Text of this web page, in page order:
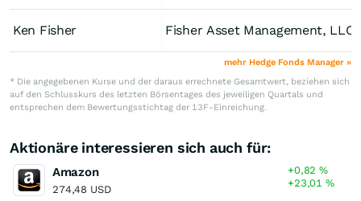
Ken Fisher Fisher Asset Management, LLC
mehr Hedge Fonds Manager »
* Die angegebenen Kurse und der daraus errechnete Gesamtwert, beziehen sich
auf den Schlusskurs des letzten Börsentages des jeweiligen Quartals und
entsprechen dem Bewertungsstichtag der 13F-Einreichung.
Aktionäre interessieren sich auch für:
Amazon
274,48 USD
+0,82%
+23,01%